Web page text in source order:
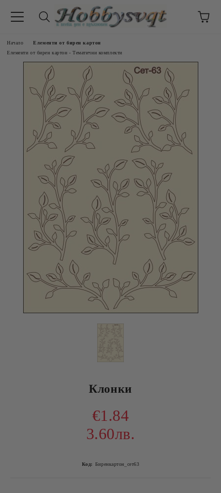
Начало
Елементи от бирен картон
Елементи от бирен картон - Тематични комплекти
Клонки
€1.84
3.60лв.
Код: Биренкартон_сет63